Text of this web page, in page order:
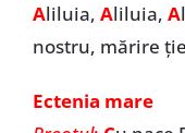
Aliluia, Aliluia, A
nostru, mărire
Ectenia mare